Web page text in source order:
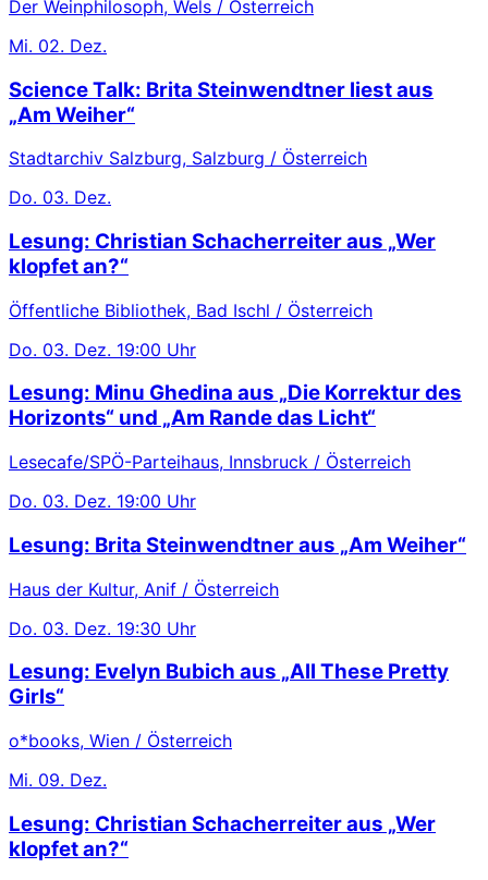
Der Weinphilosoph, Wels / Österreich
Mi. 02. Dez.
Science Talk: Brita Steinwendtner liest aus
„Am Weiher“
Stadtarchiv Salzburg, Salzburg / Österreich
Do. 03. Dez.
Lesung: Christian Schacherreiter aus „Wer
klopfet an?“
Öffentliche Bibliothek, Bad Ischl / Österreich
Do. 03. Dez. 19:00 Uhr
Lesung: Minu Ghedina aus „Die Korrektur des
Horizonts“ und „Am Rande das Licht“
Lesecafe/SPÖ-Parteihaus, Innsbruck / Österreich
Do. 03. Dez. 19:00 Uhr
Lesung: Brita Steinwendtner aus „Am Weiher“
Haus der Kultur, Anif / Österreich
Do. 03. Dez. 19:30 Uhr
Lesung: Evelyn Bubich aus „All These Pretty
Girls“
o*books, Wien / Österreich
Mi. 09. Dez.
Lesung: Christian Schacherreiter aus „Wer
klopfet an?“